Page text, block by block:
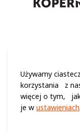
© 2024
Używamy
korzystania z
więcej o tym,
je w ustawieniach.